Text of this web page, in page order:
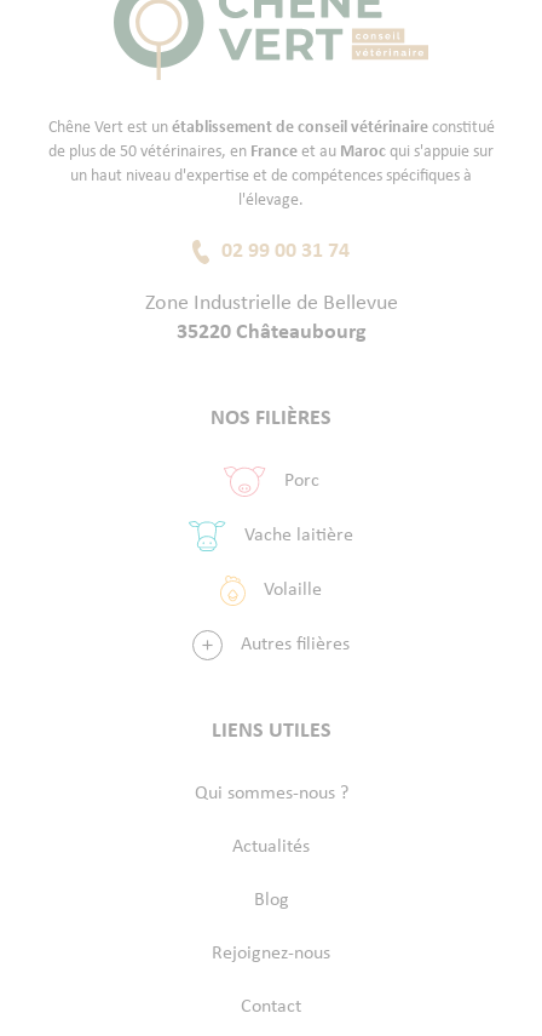
Chêne Vert est un établissement de conseil vétérinaireconstitué
de plus de 50 vétérinaires, en France et au Maroc qui s'appuie sur
un haut niveau d'expertise et de compétences spécifiques à
l'élevage.
02 99 00 31 74
Zone Industrielle de Bellevue
35220 Châteaubourg
NOS FILIÈRES
Porc
Vache laitière
Volaille
Autres filières
LIENS UTILES
Qui sommes-nous ?
Actualités
Blog
Rejoignez-nous
Contact